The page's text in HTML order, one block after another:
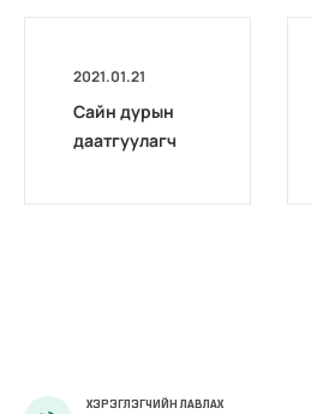
2021.01.21
Сайн дурын
даатгуулагч
ХЭРЭГЛЭГЧИЙН ЛАВЛАХ